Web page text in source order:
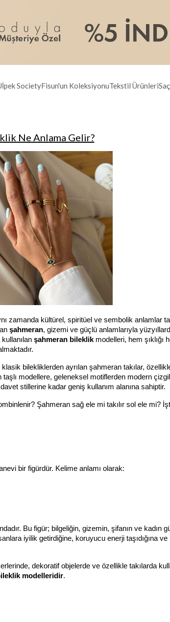
İpek SocietyFisun'un KoleksiyonuTekstil Ürünleri
Ne Anlama Gelir?
zamanda kültürel, spiritüel ve sembolik anlamlar
şahmeran, gizemi ve güçlü anlamlarıyla
şahmeran bileklik modelleri, hem şıklığı
bilekliklerden ayrılan şahmeran takılar,
modellere, geleneksel motiflerden modern
stillerine kadar geniş kullanım alanına sahiptir.
Şahmeran sağ ele mi takılır sol ele mi?
bir figürdür. Kelime anlamı olarak:
Bu figür; bilgeliğin, gizemin, şifanın ve kadın
iyilik getirdiğine, koruyucu enerji taşıdığına ve
dekoratif objelerde ve özellikle takılarda
modelleridir.